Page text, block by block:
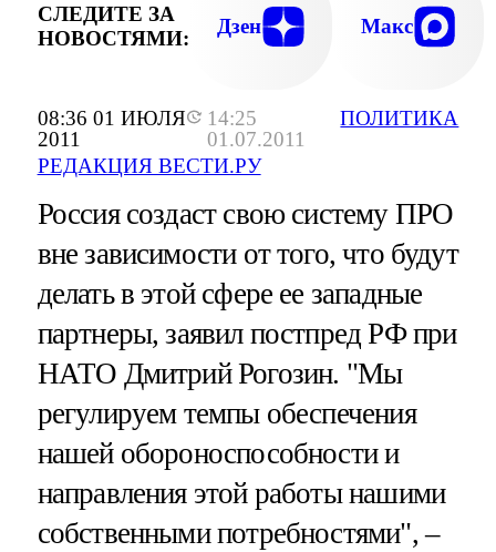
08:36 01 ИЮЛЯ
2011
14:25
01.07.2011
РЕДАКЦИЯ ВЕСТИ.РУ
ПОЛИТИКА
СЛЕДИТЕ ЗА
НОВОСТЯМИ:
Дзен Макс
Россия создаст свою систему ПРО
вне зависимости от того, что будут
делать в этой сфере ее западные
партнеры, заявил постпред РФ при
НАТО Дмитрий Рогозин. "Мы
регулируем темпы обеспечения
нашей обороноспособности и
направления этой работы нашими
собственными потребностями", –